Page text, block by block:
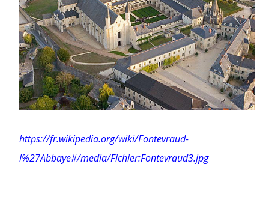
https://fr.wikipedia.org/wiki/Fontevraud-
l%27Abbaye#/media/Fichier:Fontevraud3.jpg